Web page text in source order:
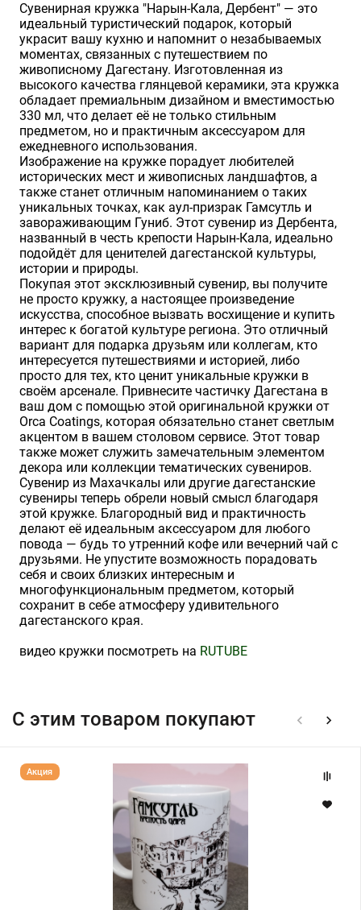
Сувенирная кружка "Нарын-Кала, Дербент" — это
идеальный туристический подарок, который
украсит вашу кухню и напомнит о незабываемых
моментах, связанных с путешествием по
живописному Дагестану. Изготовленная из
высокого качества глянцевой керамики, эта кружка
обладает премиальным дизайном и вместимостью
330 мл, что делает её не только стильным
предметом, но и практичным аксессуаром для
ежедневного использования.
Изображение на кружке порадует любителей
исторических мест и живописных ландшафтов, а
также станет отличным напоминанием о таких
уникальных точках, как аул-призрак Гамсутль и
завораживающим Гуниб. Этот сувенир из Дербента,
названный в честь крепости Нарын-Кала, идеально
подойдёт для ценителей дагестанской культуры,
истории и природы.
Покупая этот эксклюзивный сувенир, вы получите
не просто кружку, а настоящее произведение
искусства, способное вызвать восхищение и купить
интерес к богатой культуре региона. Это отличный
вариант для подарка друзьям или коллегам, кто
интересуется путешествиями и историей, либо
просто для тех, кто ценит уникальные кружки в
своём арсенале. Привнесите частичку Дагестана в
ваш дом с помощью этой оригинальной кружки от
Orca Coatings, которая обязательно станет светлым
акцентом в вашем столовом сервисе. Этот товар
также может служить замечательным элементом
декора или коллекции тематических сувениров.
Сувенир из Махачкалы или другие дагестанские
сувениры теперь обрели новый смысл благодаря
этой кружке. Благородный вид и практичность
делают её идеальным аксессуаром для любого
повода — будь то утренний кофе или вечерний чай с
друзьями. Не упустите возможность порадовать
себя и своих близких интересным и
многофункциональным предметом, который
сохранит в себе атмосферу удивительного
дагестанского края.
видео кружки посмотреть на RUTUBE
С этим товаром покупают
Сувенирная
кружка
Акция